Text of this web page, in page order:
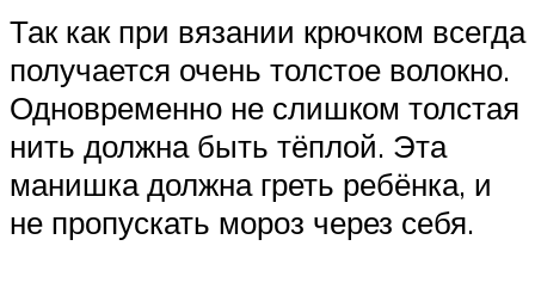
Так как при вязании крючком всегда
получается очень толстое волокно.
Одновременно не слишком толстая
нить должна быть тёплой. Эта
манишка должна греть ребёнка, и
не пропускать мороз через себя.